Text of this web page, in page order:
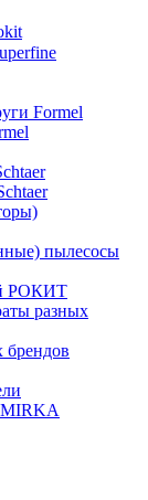
Formel
пылесосы
РОКИТ
разных